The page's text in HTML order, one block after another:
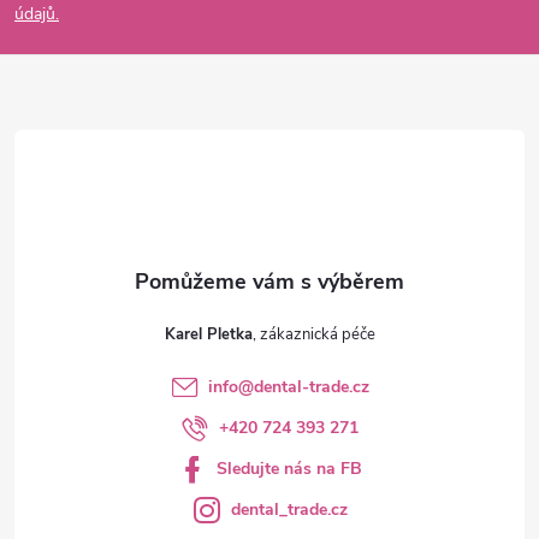
a
údajů.
Karel Pletka
info@dental-trade.cz
+420 724 393 271
Sledujte nás na FB
dental_trade.cz